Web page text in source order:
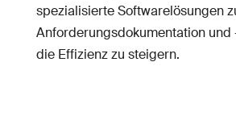
spezialisierte Softwarelösungen
Anforderungsdokumentation und
die Effizienz zu steigern.